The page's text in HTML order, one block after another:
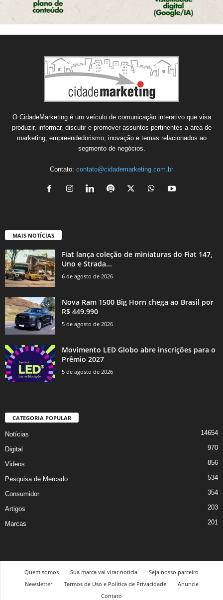
O CidadeMarketing é um veículo de comunicação interativo que visa
produzir, informar, discutir e promover assuntos pertinentes a área de
marketing, empreendedorismo, inovação e temas relacionados ao
segmento de negócios.
Contato: contato@cidademarketing.com.br
MAIS NOTÍCIAS
Fiat lança coleção de miniaturas do Fiat 147,
Uno e Strada...
6 de agosto de 2026
Nova Ram 1500 Big Horn chega ao Brasil por
R$ 449.990
5 de agosto de 2026
Movimento LED Globo abre inscrições para o
Prêmio 2027
5 de agosto de 2026
CATEGORIA POPULAR
Notícias 14654
Digital 970
Videos 856
Pesquisa de Mercado 534
Consumidor 354
Artigos 203
Marcas 201
Quem somos Sua marca vai virar notícia
Seja nosso parceiro
Newsletter
Termos de Uso e Política de Privacidade
Anuncie
Contato